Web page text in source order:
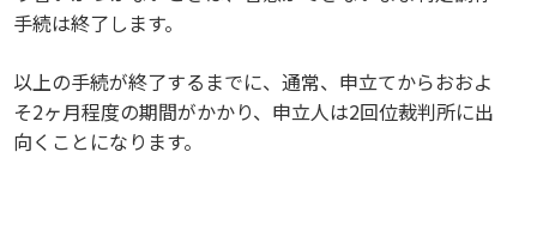
手続は終了します。
以上の手続が終了するまでに、通常、申立てからおおよ
そ2ヶ月程度の期間がかかり、申立人は2回位裁判所に出
向くことになります。